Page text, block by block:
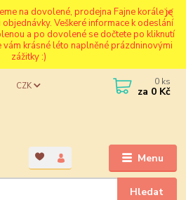
na dovolené, prodejna Fajne korále je
Veškeré informace k odeslání
a po dovolené se dočtete po kliknutí
vám krásné léto naplněné prázdninovými
zážitky :)
Menu
CZK
Hledat
0 ks
za 0 Kč